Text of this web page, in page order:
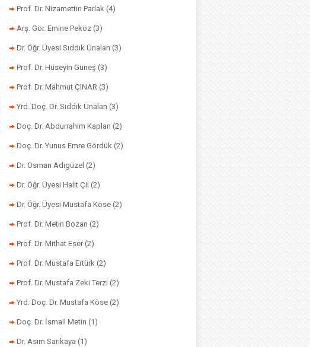
Prof. Dr. Nizamettin Parlak (4)
Arş. Gör. Emine Peköz (3)
Dr. Öğr. Üyesi Sıddık Ünalan (3)
Prof. Dr. Hüseyin Güneş (3)
Prof. Dr. Mahmut ÇINAR (3)
Yrd. Doç. Dr. Sıddık Ünalan (3)
Doç. Dr. Abdurrahim Kaplan (2)
Doç. Dr. Yunus Emre Gördük (2)
Dr. Osman Adıgüzel (2)
Dr. Öğr. Üyesi Halit Çil (2)
Dr. Öğr. Üyesi Mustafa Köse (2)
Prof. Dr. Metin Bozan (2)
Prof. Dr. Mithat Eser (2)
Prof. Dr. Mustafa Ertürk (2)
Prof. Dr. Mustafa Zeki Terzi (2)
Yrd. Doç. Dr. Mustafa Köse (2)
Doç. Dr. İsmail Metin (1)
Dr. Asım Sarıkaya (1)